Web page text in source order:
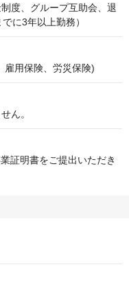
度、グループ互助会、退
に3年以上勤務）
雇用保険、労災保険)
ん。
証明書をご提出いただき